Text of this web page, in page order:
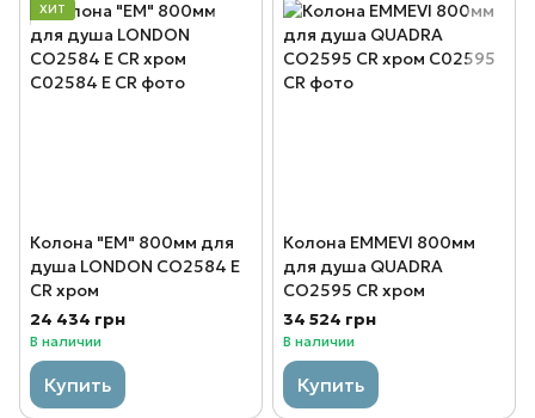
ХИТ
Колона "EM" 800мм для
душа LONDON CO2584 E
CR хром
24 434 грн
В наличии
Купить
Колона EMMEVI 800мм
для душа QUADRA
CO2595 CR хром
34 524 грн
В наличии
Купить